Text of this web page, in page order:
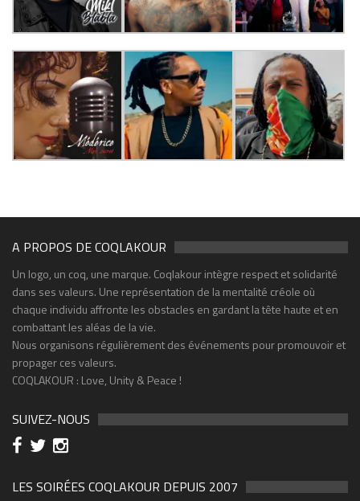
A PROPOS DE COQLAKOUR
Un logo, un coq, une marque. Coqlakour intègre respect et solidarité
dans ses valeurs. Une représentation de la mentalité créole où
chaque individu affronte les obstacles en gardant la tête haute et en
combattant les aléas de la vie.
Nous organisons régulièrement des événements pour promouvoir et
propager ces valeurs.
COQLAKOUR : Love, Unity & Peace !
SUIVEZ-NOUS
LES SOIRÉES COQLAKOUR DEPUIS 2007